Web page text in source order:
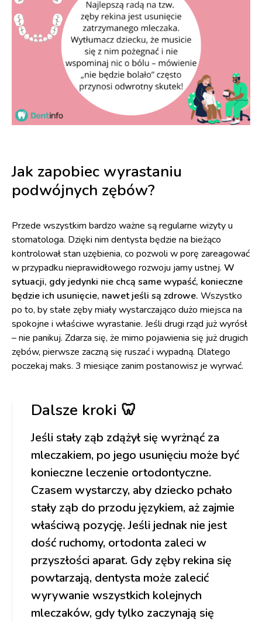
Jak zapobiec wyrastaniu
podwójnych zębów?
Przede wszystkim bardzo ważne są regularne wizyty u
stomatologa. Dzięki nim dentysta będzie na bieżąco
kontrolował stan uzębienia, co pozwoli w porę zareagować
w przypadku nieprawidłowego rozwoju jamy ustnej. W
sytuacji, gdy jedynki nie chcą same wypaść, konieczne
będzie ich usunięcie, nawet jeśli są zdrowe. Wszystko
po to, by stałe zęby miały wystarczająco dużo miejsca na
spokojne i właściwe wyrastanie. Jeśli drugi rząd już wyrósł
– nie panikuj. Zdarza się, że mimo pojawienia się już drugich
zębów, pierwsze zaczną się ruszać i wypadną. Dlatego
poczekaj maks. 3 miesiące zanim postanowisz je wyrwać.
Dalsze kroki 🦷
Jeśli stały ząb zdążył się wyrżnąć za
mleczakiem, po jego usunięciu może być
konieczne leczenie ortodontyczne.
Czasem wystarczy, aby dziecko pchało
stały ząb do przodu językiem, aż zajmie
właściwą pozycję. Jeśli jednak nie jest
dość ruchomy, ortodonta zaleci w
przyszłości aparat. Gdy zęby rekina się
powtarzają, dentysta może zalecić
wyrywanie wszystkich kolejnych
mleczaków, gdy tylko zaczynają się